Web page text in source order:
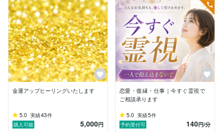
私自身も人生の転機で何度も「本来の自分」と向き合
い、その経験を通して、大切なパートナーとの結婚や、
自分らしい働き方を実現してきました。
だからこそ、一方的に答えを伝えるのではなく、あなた
自身が「自分の答え」を見つけられるよう寄り添うこと
を大切にしています。
【実績】
・本格始動2週間でプラチナランク獲得
・ご相談後1週間で売上126万円達成のご報告
・希望以上の条件で転職・内定
金運アップヒーリングいたします
5.0 実績43件
購入可能
5,000円
恋愛・復縁・仕事｜今すぐ霊視で
ご相談承ります
5.0 実績5件
予約受付可
140円/分